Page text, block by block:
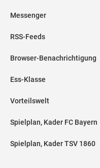
Messenger
RSS-Feeds
Browser-Benachrichtigung
Ess-Klasse
Vorteilswelt
Spielplan, Kader FC Bayern
Spielplan, Kader TSV 1860